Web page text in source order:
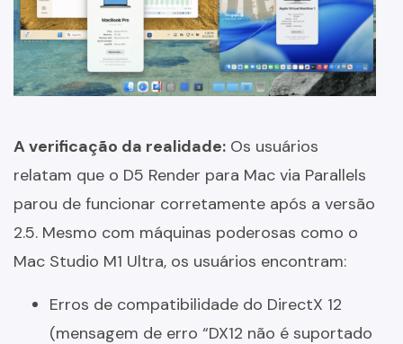
A verificação da realidade: Os usuários
relatam que o D5 Render para Mac via Parallels
parou de funcionar corretamente após a versão
2.5. Mesmo com máquinas poderosas como o
Mac Studio M1 Ultra, os usuários encontram:
Erros de compatibilidade do DirectX 12
(mensagem de erro “DX12 não é suportado